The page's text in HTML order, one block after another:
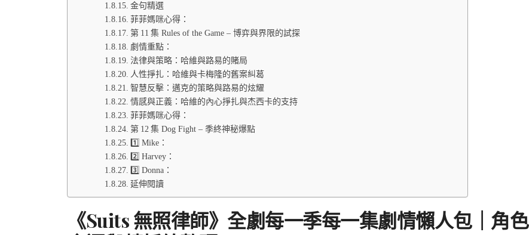
金句精選
菲菲媽咪心得：
第 11 集 Rules of the Game – 博弈與界限的試探
劇情重點：
法律與策略：哈維與路易的賭局
人性掙扎：哈維與卡梅隆的舊案糾葛
智慧反擊：邁克的策略與路易的炫耀
情感與正義：哈維的內心掙扎與杰西卡的支持
菲菲媽咪心得：
第 12 集 Dog Fight – 季終神秘爆點
1️⃣ Mike：
2️⃣ Harvey：
3️⃣ Donna：
延伸閱讀
《Suits 無照律師》全劇每一季每一集劇情懶人包｜角色